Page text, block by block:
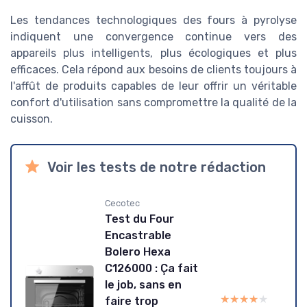
Les tendances technologiques des fours à pyrolyse
indiquent une convergence continue vers des
appareils plus intelligents, plus écologiques et plus
efficaces. Cela répond aux besoins de clients toujours à
l'affût de produits capables de leur offrir un véritable
confort d'utilisation sans compromettre la qualité de la
cuisson.
Voir les tests de notre rédaction
Cecotec
Test du Four
Encastrable
Bolero Hexa
C126000 : Ça fait
le job, sans en
faire trop
★★★★★
★★★★★